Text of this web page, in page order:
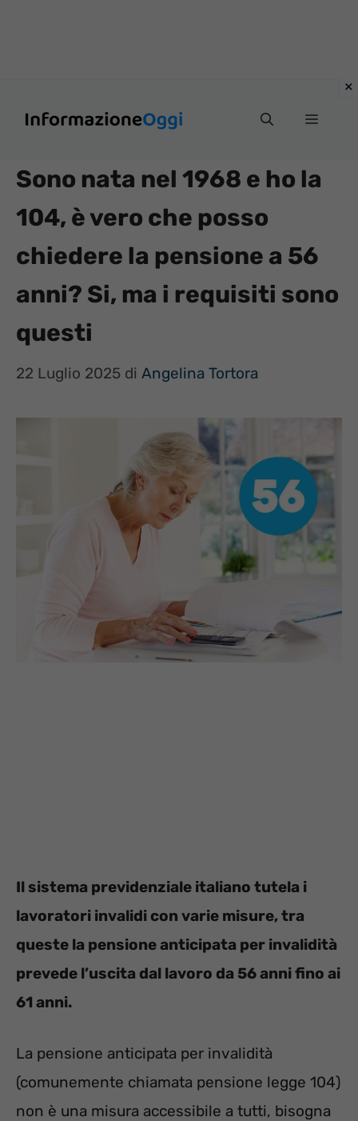
Menu
Sono nata nel 1968 e ho la
104, è vero che posso
chiedere la pensione a 56
anni? Si, ma i requisiti sono
questi
22 Luglio 2025 di Angelina Tortora
Il sistema previdenziale italiano tutela i
lavoratori invalidi con varie misure, tra
queste la pensione anticipata per invalidità
prevede l’uscita dal lavoro da 56 anni fino ai
61 anni.
La pensione anticipata per invalidità
(comunemente chiamata pensione legge 104)
non è una misura accessibile a tutti, bisogna